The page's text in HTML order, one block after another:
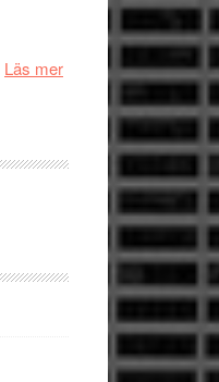
spännande
en
storform
Läs merom
serie:
Svärtan
välgjort
om
människans
mörker